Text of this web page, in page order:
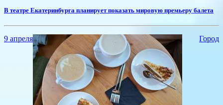
В театре Екатеринбурга планирует показать мировую премьеру балета
9 апреля Город